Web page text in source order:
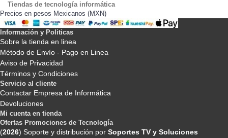
Tiendas de tecnología informática
Precios en pesos Mexicanos (MXN)
Información y Politicas
Sobre la tienda en linea
Método de Envío - Pago en Linea
Aviso de Privacidad
Términos y Condiciones
Servicio al cliente
Contactar Empresa de Informática
Devoluciones
Mi cuenta en tienda
Ofertas Promociones de Tecnología
(2026) Soporte y distribución por Soportes TV y Soluciones